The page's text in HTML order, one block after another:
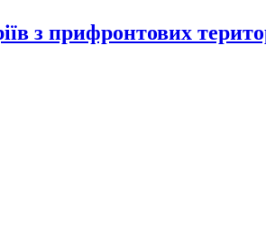
з прифронтових